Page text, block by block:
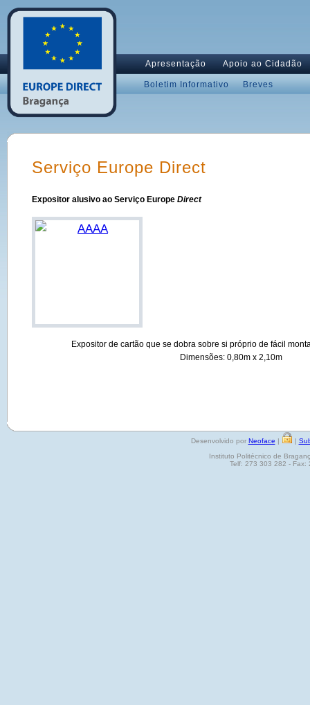
Apresentação Apoio ao Cidadão
Boletim Informativo Breves
Serviço Europe Direct
Expositor alusivo ao Serviço Europe Direct
Expositor de cartão que se dobra sobre si próprio de fácil
Dimensões: 0,80m x 2,10m
Desenvolvido por Neoface | |
Instituto Politécnico de
Telf: 273 303 282 - Fax: